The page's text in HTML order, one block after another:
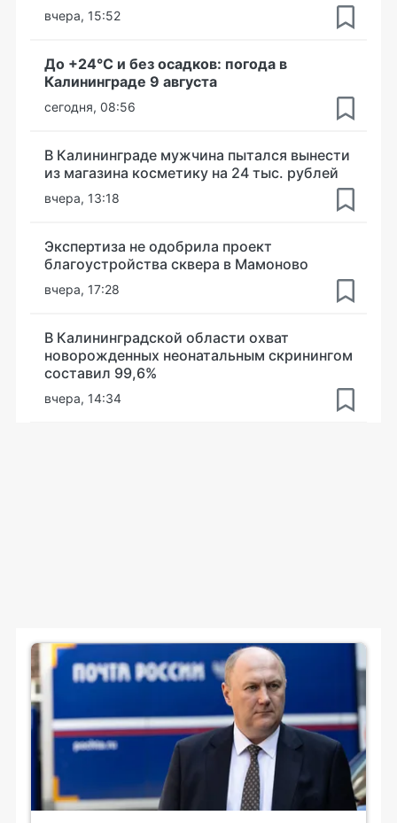
вчера, 15:52
До +24°С и без осадков: погода в
Калининграде 9 августа
сегодня, 08:56
В Калининграде мужчина пытался вынести
из магазина косметику на 24 тыс. рублей
вчера, 13:18
Экспертиза не одобрила проект
благоустройства сквера в Мамоново
вчера, 17:28
В Калининградской области охват
новорожденных неонатальным скринингом
составил 99,6%
вчера, 14:34